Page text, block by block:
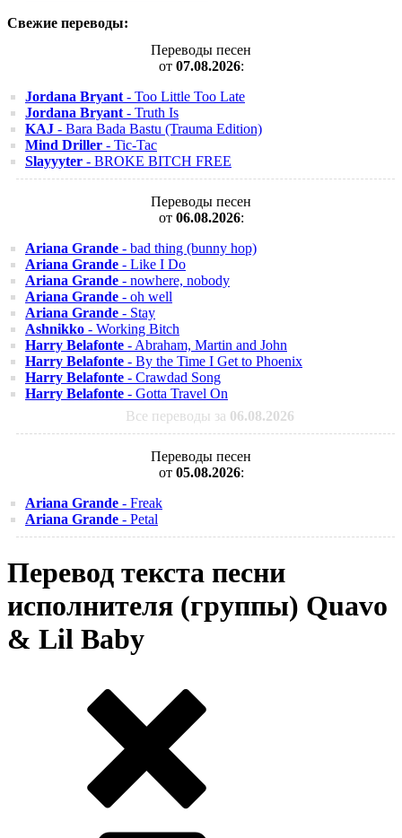
Свежие переводы:
Переводы песен
от 07.08.2026:
Jordana Bryant - Too Little Too Late
Jordana Bryant - Truth Is
KAJ - Bara Bada Bastu (Trauma Edition)
Mind Driller - Tic-Tac
Slayyyter - BROKE BITCH FREE
Переводы песен
от 06.08.2026:
Ariana Grande - bad thing (bunny hop)
Ariana Grande - Like I Do
Ariana Grande - nowhere, nobody
Ariana Grande - oh well
Ariana Grande - Stay
Ashnikko - Working Bitch
Harry Belafonte - Abraham, Martin and John
Harry Belafonte - By the Time I Get to Phoenix
Harry Belafonte - Crawdad Song
Harry Belafonte - Gotta Travel On
Все переводы за 06.08.2026
Переводы песен
от 05.08.2026:
Ariana Grande - Freak
Ariana Grande - Petal
Перевод текста песни
исполнителя (группы) Quavo
& Lil Baby